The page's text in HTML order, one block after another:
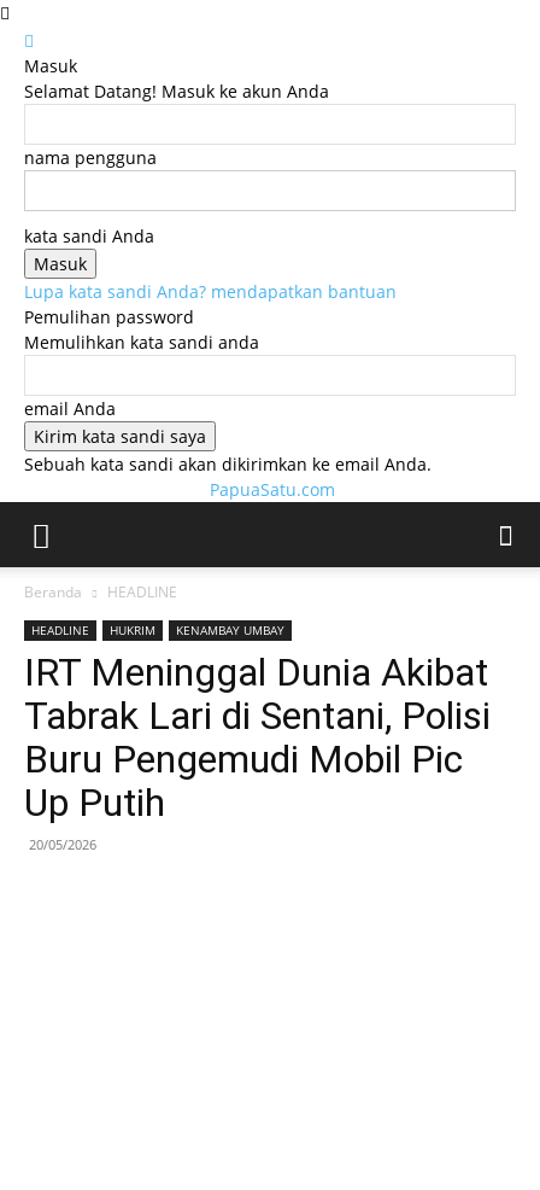
Masuk
Selamat Datang! Masuk ke akun Anda
nama pengguna
kata sandi Anda
Lupa kata sandi Anda? mendapatkan bantuan
Pemulihan password
Memulihkan kata sandi anda
email Anda
Sebuah kata sandi akan dikirimkan ke email Anda.
PapuaSatu.com
Beranda HEADLINE
HEADLINE HUKRIM KENAMBAY UMBAY
IRT Meninggal Dunia Akibat
Tabrak Lari di Sentani, Polisi
Buru Pengemudi Mobil Pic
Up Putih
20/05/2026